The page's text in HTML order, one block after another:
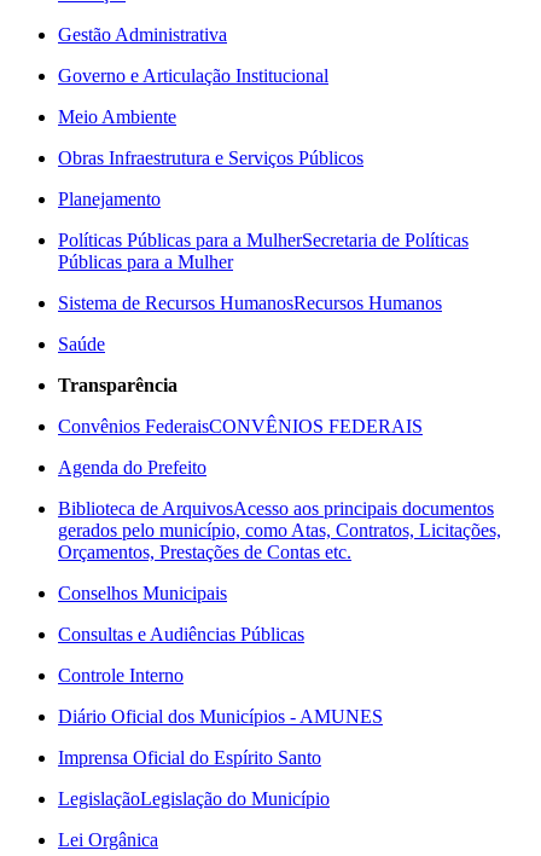
Gestão Administrativa
Governo e Articulação Institucional
Meio Ambiente
Obras Infraestrutura e Serviços Públicos
Planejamento
Políticas Públicas para a MulherSecretaria de Políticas
Públicas para a Mulher
Sistema de Recursos HumanosRecursos Humanos
Saúde
Transparência
Convênios FederaisCONVÊNIOS FEDERAIS
Agenda do Prefeito
Biblioteca de ArquivosAcesso aos principais documentos
gerados pelo município, como Atas, Contratos, Licitações,
Orçamentos, Prestações de Contas etc.
Conselhos Municipais
Consultas e Audiências Públicas
Controle Interno
Diário Oficial dos Municípios - AMUNES
Imprensa Oficial do Espírito Santo
LegislaçãoLegislação do Município
Lei Orgânica